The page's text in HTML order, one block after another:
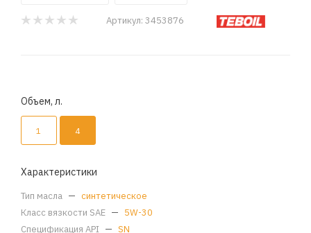
Артикул: 3453876
Объем, л.
1 4
Характеристики
Тип масла — синтетическое
Класс вязкости SAE — 5W-30
Спецификация API — SN